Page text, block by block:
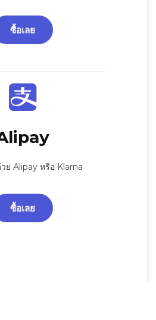
ซื้อเลย
ย Alipay หรือ Klarna
ซื้อเลย